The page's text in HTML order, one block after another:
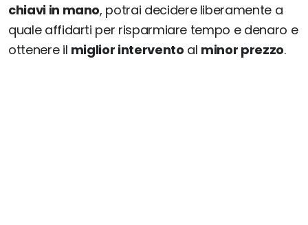
chiavi in mano, potrai decidere liberamente a
quale affidarti per risparmiare tempo e denaro e
ottenere il miglior intervento al minor prezzo.